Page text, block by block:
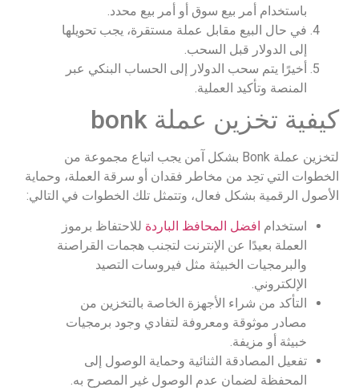
باستخدام أمر بيع سوق أو أمر بيع محدد.
في حال البيع مقابل عملة مستقرة، يجب تحويلها
إلى الدولار قبل السحب.
أخيرًا يتم سحب الدولار إلى الحساب البنكي عبر
المنصة وتأكيد العملية.
كيفية تخزين عملة bonk
لتخزين عملة Bonk بشكل آمن يجب اتباع مجموعة من
الخطوات التي تحِد من مخاطر فقدان أو سرقة العملة، وحماية
الأصول الرقمية بشكل فعال، وتتمثل تلك الخطوات في التالي:
استخدام افضل المحافظ الباردة للاحتفاظ برموز
العملة بعيدًا عن الإنترنت لتجنب هجمات القراصنة
والبرمجيات الخبيثة مثل فيروسات التصيد
الإلكتروني.
التأكد من شراء الأجهزة الخاصة بالتخزين من
مصادر موثوقة ومعروفة لتفادي وجود برمجيات
خبيثة أو مزيفة.
تفعيل المصادقة الثنائية وحماية الوصول إلى
المحفظة لضمان عدم الوصول غير المصرح به.